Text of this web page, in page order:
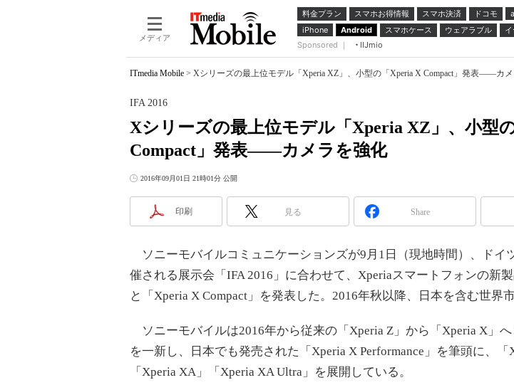
メディア
料金プラン スマホお得情報 スマホ決済 ドコモ
iPhone
Android スマホケース ウェアラブル
Sponsored ｜
IIJmio
ITmedia Mobile > Xシリーズの最上位モデル「Xperia XZ」、小型の「Xperia X Compact」発表――カ
Xシリーズの最上位モデル「Xperia XZ」、小型
Compact」発表――カメラを強化
IFA 2016
2016年09月01日 21時01分 公開
印刷 見る Share
ソニーモバイルコミュニケーションズが9月1日（現地時間）、ドイ
催される展示会「IFA 2016」に合わせて、Xperiaスマートフォンの新製
と「Xperia X Compact」を発表した。2016年秋以降、日本を含む世界
ソニーモバイルは2016年から従来の「Xperia Z」から「Xperia X」
を一新し、日本でも発売された「Xperia X Performance」を筆頭に、「
「Xperia XA」「Xperia XA Ultra」を展開している。